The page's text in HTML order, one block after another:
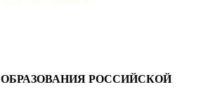
РОССИЙСКОЙ